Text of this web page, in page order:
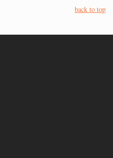
back to top